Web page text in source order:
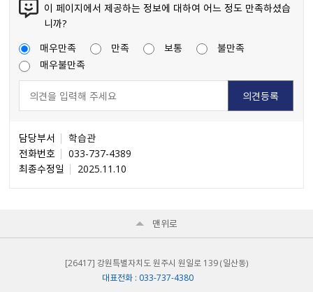
이 페이지에서 제공하는 정보에 대하여 어느 정도 만족하셨습
니까?
매우만족
만족 보통
불만족
매우불만족
담당부서
학습관
전화번호
033-737-4389
최종수정일
2025.11.10
맨위로
[26417] 강원특별자치도 원주시 원일로 139 （일산동）
대표전화 : 033-737-4380